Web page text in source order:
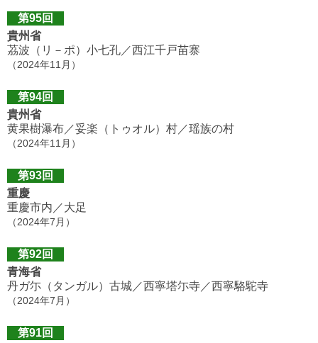
第95回
貴州省
茘波（リ－ポ）小七孔／西江千戸苗寨
（2024年11月）
第94回
貴州省
黄果樹瀑布／妥楽（トゥオル）村／瑶族の村
（2024年11月）
第93回
重慶
重慶市内／大足
（2024年7月）
第92回
青海省
丹ガ尓（タンガル）古城／西寧塔尓寺／西寧駱駝寺
（2024年7月）
第91回